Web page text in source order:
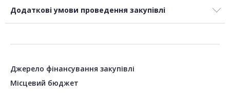
Додаткові умови проведення закупівлі
Джерело фінансування закупівлі
Місцевий бюджет